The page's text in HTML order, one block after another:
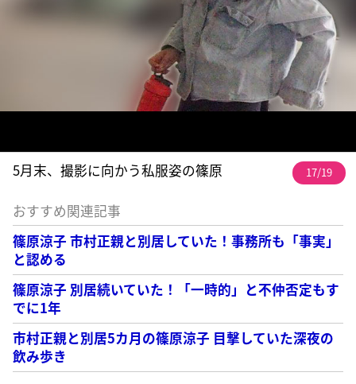
5月末、撮影に向かう私服姿の篠原 17/19
おすすめ関連記事
篠原涼子 市村正親と別居していた！事務所も「事実」
と認める
篠原涼子 別居続いていた！「一時的」と不仲否定もす
でに1年
市村正親と別居5カ月の篠原涼子 目撃していた深夜の
飲み歩き